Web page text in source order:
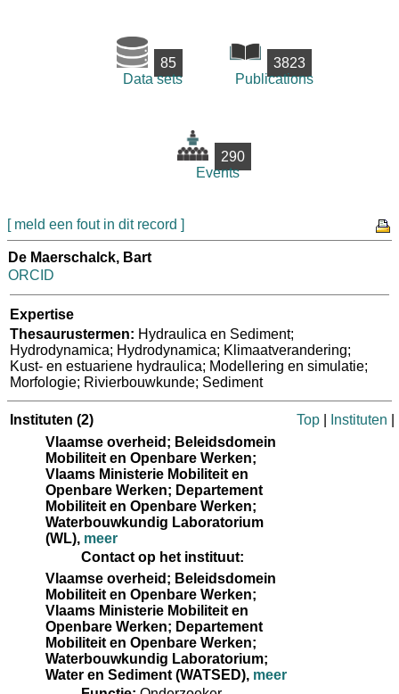
85
Data sets
3823
Publications
290
Events
[ meld een fout in dit record ]
De Maerschalck, Bart
ORCID
Expertise
Thesaurustermen: Hydraulica en Sediment;
Hydrodynamica; Hydrodynamica; Klimaatverandering;
Kust- en estuariene hydraulica; Modellering en simulatie;
Morfologie; Rivierbouwkunde; Sediment
Instituten (2) Top Instituten
Vlaamse overheid; Beleidsdomein
Mobiliteit en Openbare Werken;
Vlaams Ministerie Mobiliteit en
Openbare Werken; Departement
Mobiliteit en Openbare Werken;
Waterbouwkundig Laboratorium
(WL), meer
Contact op het instituut:
Vlaamse overheid; Beleidsdomein
Mobiliteit en Openbare Werken;
Vlaams Ministerie Mobiliteit en
Openbare Werken; Departement
Mobiliteit en Openbare Werken;
Waterbouwkundig Laboratorium;
Water en Sediment (WATSED), meer